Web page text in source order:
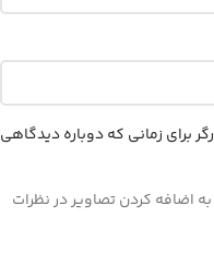
برای زمانی که دوباره دیدگاهی
اضافه کردن تصاویر در نظرات